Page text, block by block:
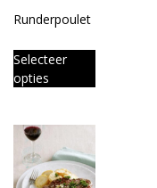
Runderpoulet
Selecteer
opties